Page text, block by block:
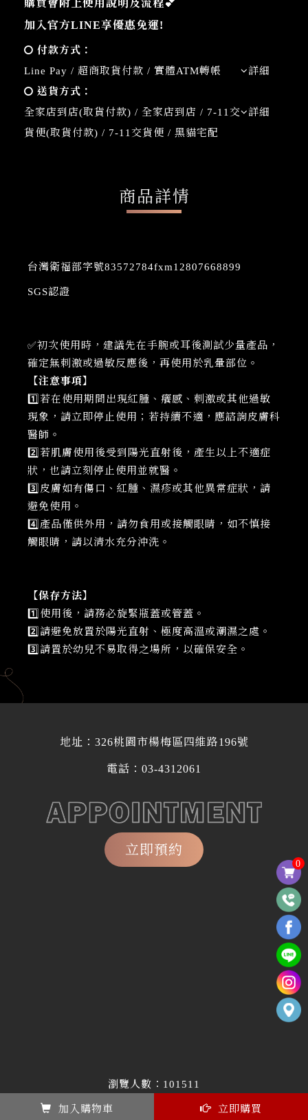
0
購買會附上使用說明及流程💕
加入官方LINE享優惠免運!
付款方式：
Line Pay / 超商取貨付款 / 實體ATM轉帳
詳細
送貨方式：
全家店到店(取貨付款) / 全家店到店 / 7-11交
貨便(取貨付款) / 7-11交貨便 / 黑貓宅配
詳細
加入購物車 立即購買
商品詳情
台灣衛福部字號83572784fxm12807668899
SGS認證
✅初次使用時，建議先在手腕或耳後測試少量產品，
確定無刺激或過敏反應後，再使用於乳暈部位。
【注意事項】
1️⃣若在使用期間出現紅腫、癢感、刺激或其他過敏
現象，請立即停止使用；若持續不適，應諮詢皮膚科
醫師。
2️⃣若肌膚使用後受到陽光直射後，產生以上不適症
狀，也請立刻停止使用並就醫。
3️⃣皮膚如有傷口、紅腫、濕疹或其他異常症狀，請
避免使用。
4️⃣產品僅供外用，請勿食用或接觸眼睛，如不慎接
觸眼睛，請以清水充分沖洗。
【保存方法】
1️⃣使用後，請務必旋緊瓶蓋或管蓋。
2️⃣請避免放置於陽光直射、極度高溫或潮濕之處。
3️⃣請置於幼兒不易取得之場所，以確保安全。
地址： 326桃園市楊梅區四維路196號
電話： 03-4312061
立即預約
瀏覽人數：101511